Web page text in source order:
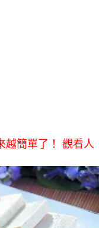
越簡單了！ 觀看人